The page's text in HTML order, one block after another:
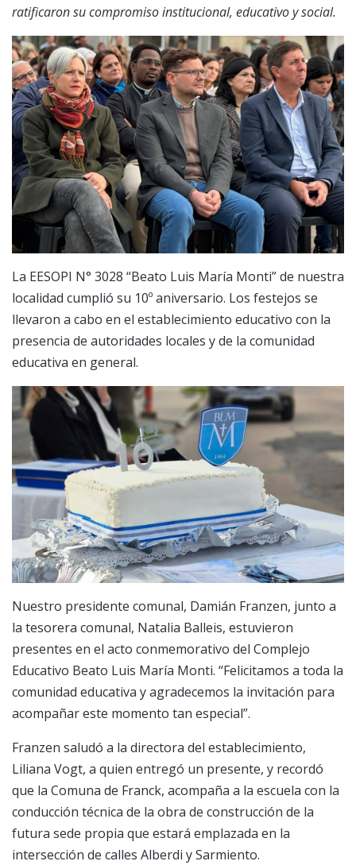
ratificaron su compromiso institucional, educativo y social.
La EESOPI N° 3028 “Beato Luis María Monti” de nuestra
localidad cumplió su 10º aniversario. Los festejos se
llevaron a cabo en el establecimiento educativo con la
presencia de autoridades locales y de la comunidad
educativa en general.
Nuestro presidente comunal, Damián Franzen, junto a
la tesorera comunal, Natalia Balleis, estuvieron
presentes en el acto conmemorativo del Complejo
Educativo Beato Luis María Monti. “Felicitamos a toda la
comunidad educativa y agradecemos la invitación para
acompañar este momento tan especial”.
Franzen saludó a la directora del establecimiento,
Liliana Vogt, a quien entregó un presente, y recordó
que la Comuna de Franck, acompaña a la escuela con la
conducción técnica de la obra de construcción de la
futura sede propia que estará emplazada en la
intersección de calles Alberdi y Sarmiento.